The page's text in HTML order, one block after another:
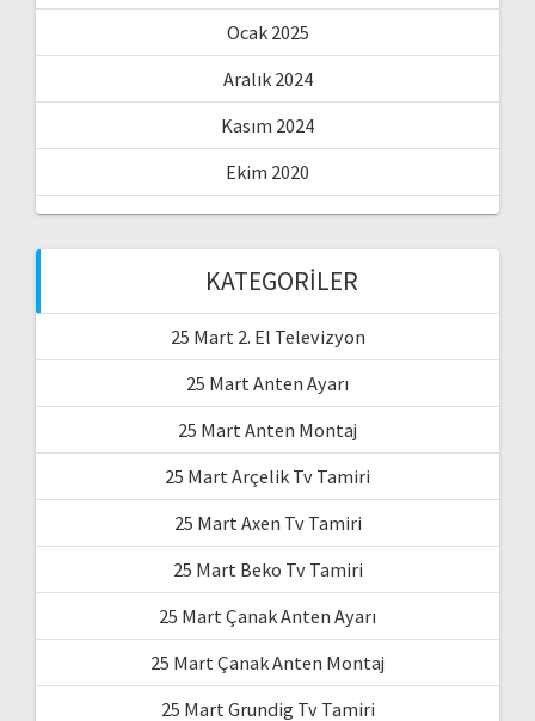
Ocak 2025
Aralık 2024
Kasım 2024
Ekim 2020
KATEGORILER
25 Mart 2. El Televizyon
25 Mart Anten Ayarı
25 Mart Anten Montaj
25 Mart Arçelik Tv Tamiri
25 Mart Axen Tv Tamiri
25 Mart Beko Tv Tamiri
25 Mart Çanak Anten Ayarı
25 Mart Çanak Anten Montaj
25 Mart Grundig Tv Tamiri